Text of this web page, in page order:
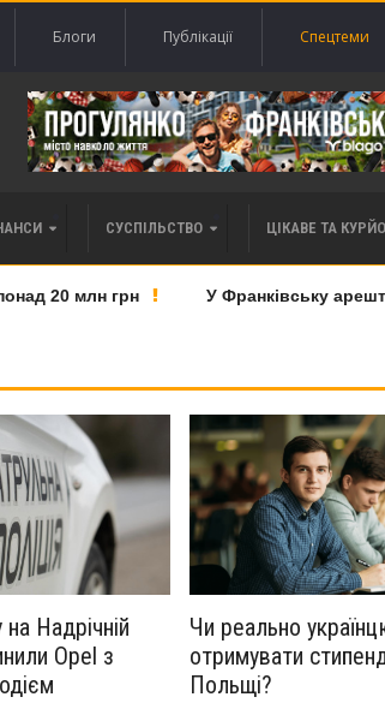
Блоги Публікації Спецтеми
СУСПІЛЬСТВО ЦІКАВЕ ТА
20 млн грн У Франківську
Надрічній
Opel з
Чи реально
отримувати
Польщі?